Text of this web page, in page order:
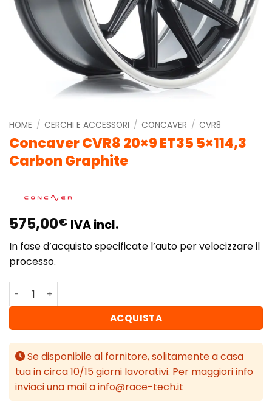
HOME / CERCHI E ACCESSORI / CONCAVER / CVR8
Concaver CVR8 20×9 ET35 5×114,3
Carbon Graphite
575,00€ IVA incl.
In fase d’acquisto specificate l’auto per velocizzare il
processo.
Concaver CVR8 20x9 ET35 5x114,3 Carbon Graphite
ACQUISTA
Se disponibile al fornitore, solitamente a casa
tua in circa 10/15 giorni lavorativi. Per maggiori info
inviaci una mail a info@race-tech.it